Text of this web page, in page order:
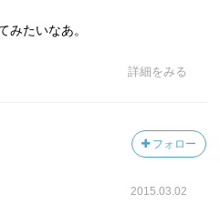
みたいなあ。
詳細をみる
フォロー
2015.03.02